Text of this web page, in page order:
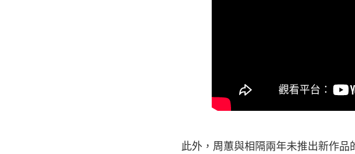
此外，周蕙與相隔兩年未推出新作